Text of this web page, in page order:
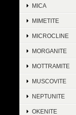
MICA
MIMETITE
MICROCLINE
MORGANITE
MOTTRAMITE
MUSCOVITE
NEPTUNITE
OKENITE